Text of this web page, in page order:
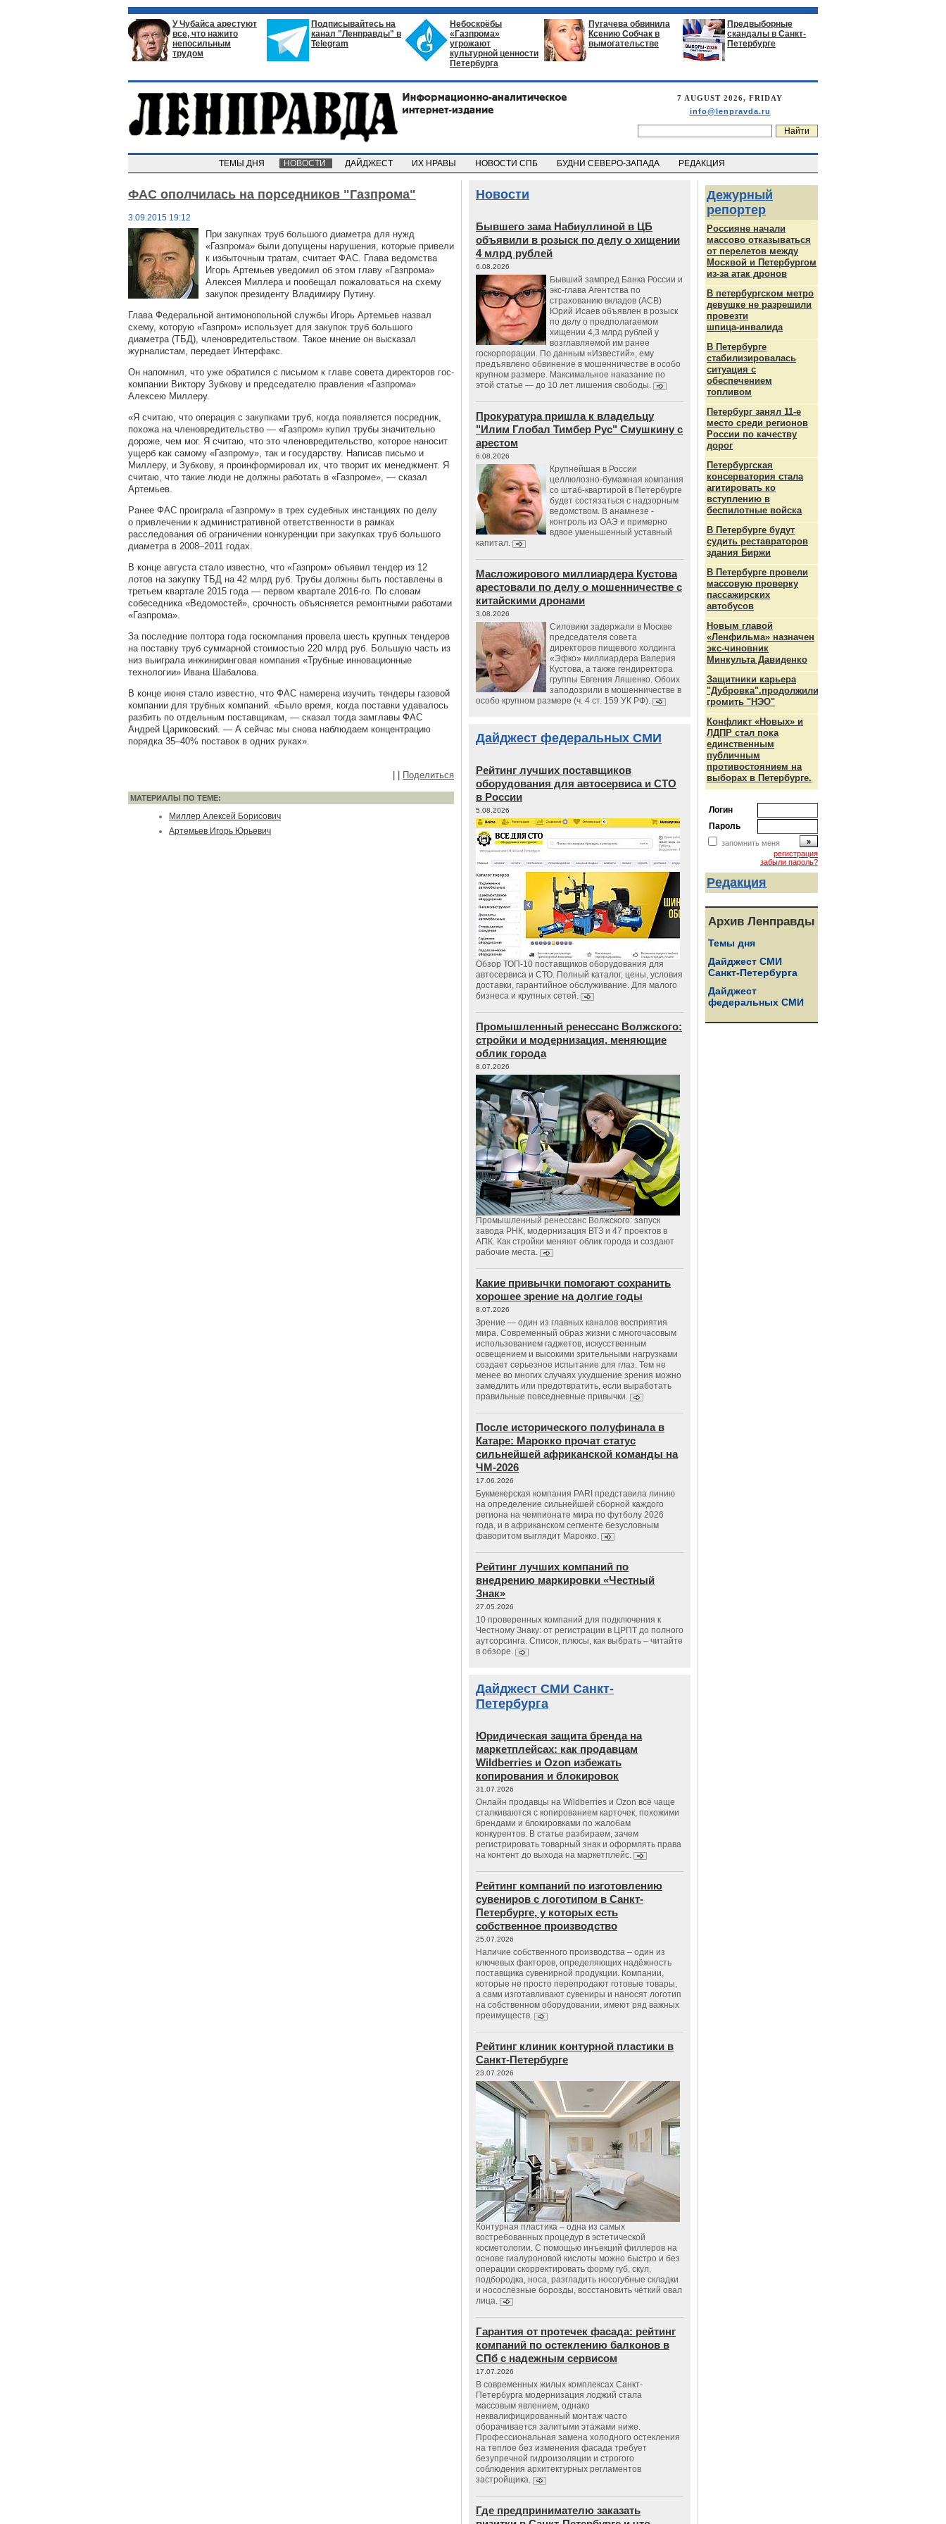
У Чубайса арестуют
все, что нажито
непосильным
трудом
Подписывайтесь на
канал "Ленправды" в
Telegram
Небоскрёбы
«Газпрома»
угрожают
культурной ценности
Петербурга
Пугачева обвинила
Ксению Собчак в
вымогательстве
Предвыборные
скандалы в Санкт-
Петербурге
7 AUGUST 2026, FRIDAY
info@lenpravda.ru
ТЕМЫ ДНЯ НОВОСТИ ДАЙДЖЕСТ ИХ НРАВЫ НОВОСТИ СПБ БУДНИ СЕВЕРО-ЗАПАДА РЕДАКЦИЯ
ФАС ополчилась на порседников "Газпрома"
3.09.2015 19:12
При закупках труб большого диаметра для нужд
«Газпрома» были допущены нарушения, которые привели
к избыточным тратам, считает ФАС. Глава ведомства
Игорь Артемьев уведомил об этом главу «Газпрома»
Алексея Миллера и пообещал пожаловаться на схему
закупок президенту Владимиру Путину.
​Глава Федеральной антимонопольной службы Игорь Артемьев назвал
схему, которую «Газпром» использует для закупок труб большого
диаметра (ТБД), членовредительством. Такое мнение он высказал
журналистам, передает Интерфакс.
Он напомнил, что уже обратился с письмом к главе совета директоров гос­
компании Виктору Зубкову и председателю правления «Газпрома»
Алексею Миллеру.
«Я считаю, что операция с закупками труб, когда появляется посредник,
похожа на членовредительство — «Газпром» купил трубы значительно
дороже, чем мог. Я считаю, что это членовредительство, которое наносит
ущерб как самому «Газпрому», так и государству. Написав письмо и
Миллеру, и Зубкову, я проинформировал их, что творит их менеджмент. Я
считаю, что такие люди не должны работать в «Газпроме», — сказал
Артемьев​.
Ранее ФАС проиграла «Газпрому» в трех судебных инстанциях по делу
о привлечении к административной ответственности в рамках
расследования об ограничении конкуренции при закупках труб большого
диаметра в 2008–2011 годах.
В конце августа стало известно, что «Газпром» объявил тендер из 12
лотов на закупку ТБД на 42 млрд руб. Трубы должны быть поставлены в
третьем квартале 2015 года — первом квартале 2016-го. По словам
собеседника «Ведомостей», срочность объясняется ремонтными работами
«Газпрома».
За последние полтора года госкомпания провела шесть крупных тендеров
на поставку труб суммарной стоимостью 220 млрд руб. Большую часть из
низ выиграла инжиниринговая компания «Трубные инновационные
технологии» Ивана Шабалова.
В конце июня стало известно, что ФАС намерена изучить тендеры газовой
компании для трубных компаний. «Было время, когда поставки удавалось
разбить по отдельным поставщикам, — сказал тогда замглавы ФАС
Андрей Цариковский. — А сейчас мы снова наблюдаем концентрацию
порядка 35–40% поставок в одних руках».
Поделиться
МАТЕРИАЛЫ ПО ТЕМЕ:
Миллер Алексей Борисович
Артемьев Игорь Юрьевич
Новости
Бывшего зама Набиуллиной в ЦБ
объявили в розыск по делу о хищении
4 млрд рублей
6.08.2026
Бывший зампред Банка России и
экс-глава Агентства по
страхованию вкладов (АСВ)
Юрий Исаев объявлен в розыск
по делу о предполагаемом
хищении 4,3 млрд рублей у
возглавляемой им ранее
госкорпорации. По данным «Известий», ему
предъявлено обвинение в мошенничестве в особо
крупном размере. Максимальное наказание по
этой статье — до 10 лет лишения свободы.
Прокуратура пришла к владельцу
"Илим Глобал Тимбер Рус" Смушкину с
арестом
6.08.2026
Крупнейшая в России
целлюлозно-бумажная компания
со штаб-квартирой в Петербурге
будет состязаться с надзорным
ведомством. В анамнезе -
контроль из ОАЭ и примерно
вдвое уменьшенный уставный
капитал.
Масложирового миллиардера Кустова
арестовали по делу о мошенничестве с
китайскими дронами
3.08.2026
Силовики задержали в Москве
председателя совета
директоров пищевого холдинга
«Эфко» миллиардера Валерия
Кустова, а также гендиректора
группы Евгения Ляшенко. Обоих
заподозрили в мошенничестве в
особо крупном размере (ч. 4 ст. 159 УК РФ).
Дайджест федеральных СМИ
Рейтинг лучших поставщиков
оборудования для автосервиса и СТО
в России
5.08.2026
Обзор ТОП-10 поставщиков оборудования для
автосервиса и СТО. Полный каталог, цены, условия
доставки, гарантийное обслуживание. Для малого
бизнеса и крупных сетей.
Промышленный ренессанс Волжского:
стройки и модернизация, меняющие
облик города
8.07.2026
Промышленный ренессанс Волжского: запуск
завода РНК, модернизация ВТЗ и 47 проектов в
АПК. Как стройки меняют облик города и создают
рабочие места.
Какие привычки помогают сохранить
хорошее зрение на долгие годы
8.07.2026
Зрение — один из главных каналов восприятия
мира. Современный образ жизни с многочасовым
использованием гаджетов, искусственным
освещением и высокими зрительными нагрузками
создает серьезное испытание для глаз. Тем не
менее во многих случаях ухудшение зрения можно
замедлить или предотвратить, если выработать
правильные повседневные привычки.
После исторического полуфинала в
Катаре: Марокко прочат статус
сильнейшей африканской команды на
ЧМ-2026
17.06.2026
Букмекерская компания PARI представила линию
на определение сильнейшей сборной каждого
региона на чемпионате мира по футболу 2026
года, и в африканском сегменте безусловным
фаворитом выглядит Марокко.
Рейтинг лучших компаний по
внедрению маркировки «Честный
Знак»
27.05.2026
10 проверенных компаний для подключения к
Честному Знаку: от регистрации в ЦРПТ до полного
аутсорсинга. Список, плюсы, как выбрать – читайте
в обзоре.
Дайджест СМИ Санкт-
Петербурга
Юридическая защита бренда на
маркетплейсах: как продавцам
Wildberries и Ozon избежать
копирования и блокировок
31.07.2026
Онлайн продавцы на Wildberries и Ozon всё чаще
сталкиваются с копированием карточек, похожими
брендами и блокировками по жалобам
конкурентов. В статье разбираем, зачем
регистрировать товарный знак и оформлять права
на контент до выхода на маркетплейс.
Рейтинг компаний по изготовлению
сувениров с логотипом в Санкт-
Петербурге, у которых есть
собственное производство
25.07.2026
Наличие собственного производства – один из
ключевых факторов, определяющих надёжность
поставщика сувенирной продукции. Компании,
которые не просто перепродают готовые товары,
а сами изготавливают сувениры и наносят логотип
на собственном оборудовании, имеют ряд важных
преимуществ.
Рейтинг клиник контурной пластики в
Санкт-Петербурге
23.07.2026
Контурная пластика – одна из самых
востребованных процедур в эстетической
косметологии. С помощью инъекций филлеров на
основе гиалуроновой кислоты можно быстро и без
операции скорректировать форму губ, скул,
подбородка, носа, разгладить носогубные складки
и носослёзные борозды, восстановить чёткий овал
лица.
Гарантия от протечек фасада: рейтинг
компаний по остеклению балконов в
СПб с надежным сервисом
17.07.2026
В современных жилых комплексах Санкт-
Петербурга модернизация лоджий стала
массовым явлением, однако
неквалифицированный монтаж часто
оборачивается залитыми этажами ниже.
Профессиональная замена холодного остекления
на теплое без изменения фасада требует
безупречной гидроизоляции и строгого
соблюдения архитектурных регламентов
застройщика.
Где предпринимателю заказать
Дежурный
репортер
Россияне начали
массово отказываться
от перелетов между
Москвой и Петербургом
из-за атак дронов
В петербургском метро
девушке не разрешили
провезти
шпица‑инвалида
В Петербурге
стабилизировалась
ситуация с
обеспечением
топливом
Петербург занял 11-е
место среди регионов
России по качеству
дорог
Петербургская
консерватория стала
агитировать ко
вступлению в
беспилотные войска
В Петербурге будут
судить реставраторов
здания Биржи
В Петербурге провели
массовую проверку
пассажирских
автобусов
Новым главой
«Ленфильма» назначен
экс-чиновник
Минкульта Давиденко
Защитники карьера
"Дубровка".продолжили
громить "НЭО"
Конфликт «Новых» и
ЛДПР стал пока
единственным
публичным
противостоянием на
выборах в Петербурге.
Логин
Пароль
запомнить меня
регистрация
забыли пароль?
Редакция
Архив Ленправды
Темы дня
Дайджест СМИ
Санкт-Петербурга
Дайджест
федеральных СМИ